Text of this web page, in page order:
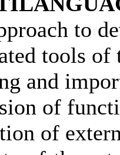
to
tools of
and
of
of